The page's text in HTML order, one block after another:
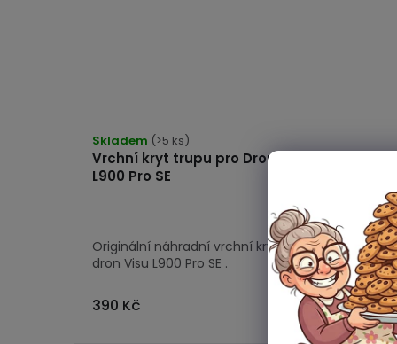
Vrchní kryt trupu pro Dron Visu
L900 Pro SE
Skladem (>5 ks)
390 Kč
Originální náhradní vrchní kryt pro
dron Visu L900 Pro SE .